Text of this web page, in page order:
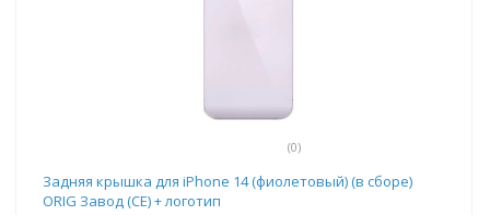
(0)
Задняя крышка для iPhone 14 (фиолетовый) (в сборе)
ORIG Завод (CE) + логотип